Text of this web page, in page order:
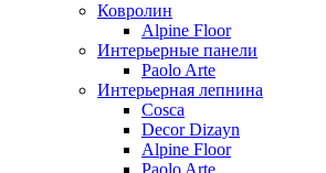
Ковролин
Alpine Floor
Интерьерные панели
Paolo Arte
Интерьерная лепнина
Cosca
Decor Dizayn
Alpine Floor
Paolo Arte